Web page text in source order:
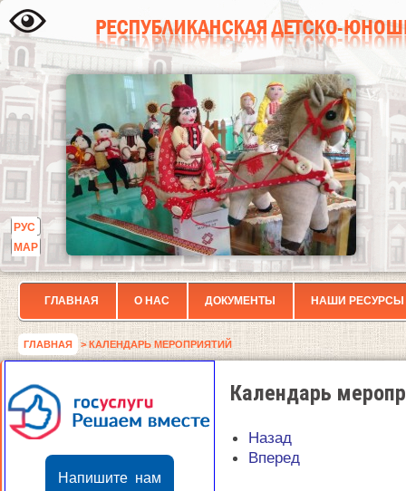
РУС
МАР
ГЛАВНАЯ О НАС ДОКУМЕНТЫ НАШИ РЕСУРСЫ
ГЛАВНАЯ > КАЛЕНДАРЬ МЕРОПРИЯТИЙ
Напишите нам
Календарь
Назад
Вперед